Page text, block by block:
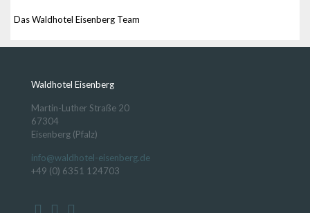
Das Waldhotel Eisenberg Team
Waldhotel Eisenberg
Martin-Luther Straße 20
67304
Eisenberg (Pfalz)
info@waldhotel-eisenberg.de
+49 (0) 6351 124703